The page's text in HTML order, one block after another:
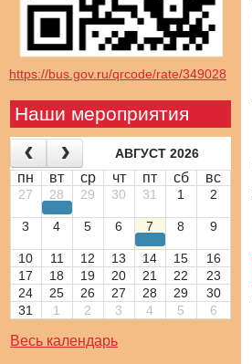
https://bus.gov.ru/qrcode/rate/349028
Наши мероприятия
АВГУСТ 2026
пн вт ср чт пт сб вс
27 28 29 30 31 1 2
3 4 5 6 7 8 9
10 11 12 13 14 15
16
17
18 19 20 21 22
23
24
25 26 27 28 29
30
31
1 2 3 4 5 6
Весь календарь